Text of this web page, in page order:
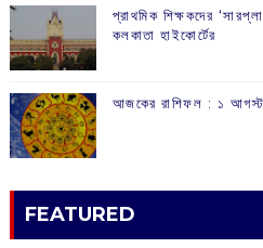
প্রাথমিক শিক্ষকদের
কলকাতা হাইকোর্টের
আজকের রাশিফল :‌ ‌‌১
FEATURED